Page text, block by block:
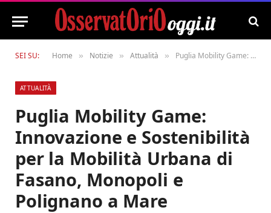
SEI SU: Home » Notizie » Attualità » Puglia Mobility Game: Innovazione e Sostenibilità per la Mobilità Urbana di Fasano, Monopoli e Polignano a Mare
ATTUALITÀ
Puglia Mobility Game:
Innovazione e Sostenibilità
per la Mobilità Urbana di
Fasano, Monopoli e
Polignano a Mare